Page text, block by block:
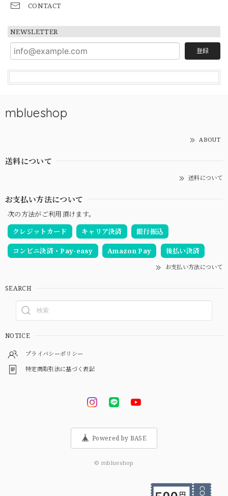
CONTACT
NEWSLETTER
登録
mblueshop
ABOUT
送料について
送料について
お支払い方法について
次の方法がご利用頂けます。
クレジットカード
キャリア決済 銀行振込
コンビニ決済・Pay-easy Amazon Pay 後払い決済
お支払い方法について
SEARCH
NOTICE
プライバシーポリシー
特定商取引法に基づく表記
Powered by BASE
© mblueshop